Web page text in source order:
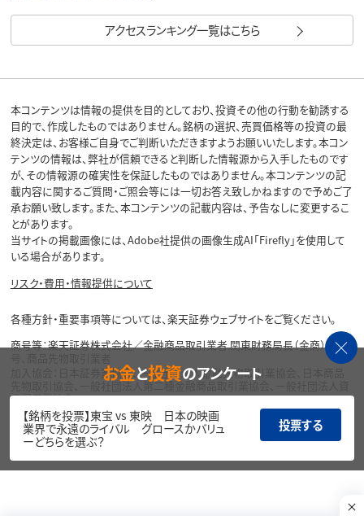
アクセスランキング一覧はこちら
本コンテンツは情報の提供を目的としており、投資その他の行動を勧誘する
目的で、作成したものではありません。銘柄の選択、売買価格等の投資の最
終決定は、お客様ご自身でご判断いただきますようお願いいたします。本コン
テンツの情報は、弊社が信頼できると判断した情報源から入手したものです
が、その情報源の確実性を保証したものではありません。本コンテンツの記
載内容に関するご質問・ご照会等には一切お答え致しかねますので予めご了
承お願い致します。また、本コンテンツの記載内容は、予告なしに変更するこ
とがあります。
当サイトの掲載画像には、Adobe社提供の画像生成AI「Firefly」を使用して
いる場合があります。
リスク・費用・情報提供について
各種方針・重要事項等については、楽天証券ウェブサイトをご覧ください。
商号等：楽天証券株式会社／金融商品取引業者 関東財務局長（金商）第195
加入協会：日本証券業協会、一般社団法人金融先物取引業協会、日本商品
先物取引協会、一般社団法人第二種金融商品取引業協会、一般社団法人資
産運用業協会
Copyright©
1999-2026 Rakuten Securities, Inc. All
お金と投資のアンケート
【銘柄を投票】東宝 vs 東映 日本の映画
業界で永遠のライバル グロースかバリュ
ーどちらを選ぶ？
投票する